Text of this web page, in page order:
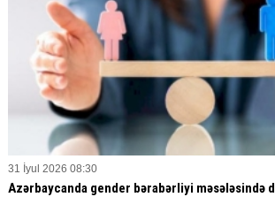
31 İyul 2026 08:30
Azərbaycanda gender bərabərliyi məsələsində